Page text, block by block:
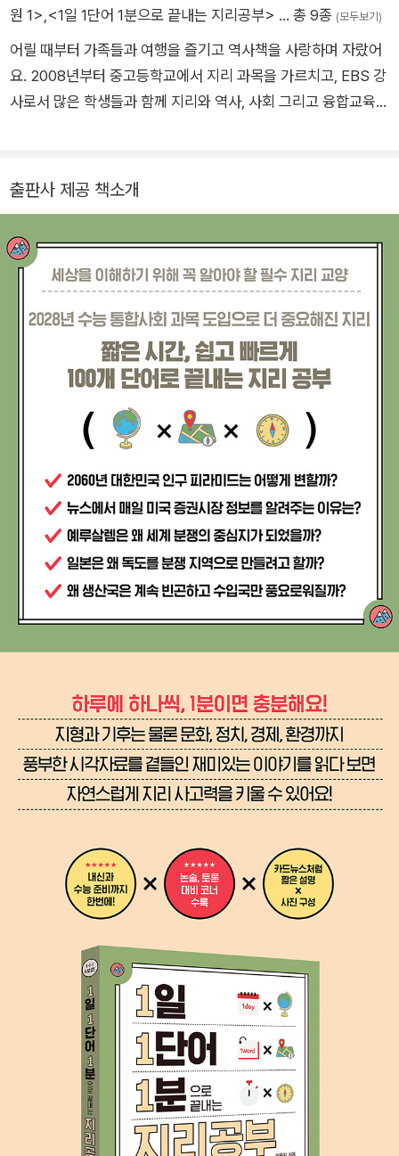
원 1>,<1일 1단어 1분으로 끝내는 지리공부> … 총 9종 (모두보기)
어릴 때부터 가족들과 여행을 즐기고 역사책을 사랑하며 자랐어
요. 2008년부터 중고등학교에서 지리 과목을 가르치고, EBS 강
사로서 많은 학생들과 함께 지리와 역사, 사회 그리고 융합교육을
리나라에도 아름다운 경관과 역사를 품은 자랑스러운 국립공원
이 책을 통해 많은 분들과 나누고 싶어요!
출판사 제공 책소개